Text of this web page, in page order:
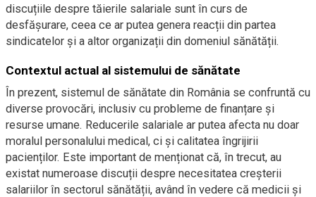
discuțiile despre tăierile salariale sunt în curs de
desfășurare, ceea ce ar putea genera reacții din partea
sindicatelor și a altor organizații din domeniul sănătății.
Contextul actual al sistemului de sănătate
În prezent, sistemul de sănătate din România se confruntă cu
diverse provocări, inclusiv cu probleme de finanțare și
resurse umane. Reducerile salariale ar putea afecta nu doar
moralul personalului medical, ci și calitatea îngrijirii
pacienților. Este important de menționat că, în trecut, au
existat numeroase discuții despre necesitatea creșterii
salariilor în sectorul sănătății, având în vedere că medicii și